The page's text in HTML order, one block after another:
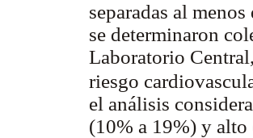
separadas al
se determinaron
Laboratorio
riesgo
el análisis
(10% a 19%) y alto